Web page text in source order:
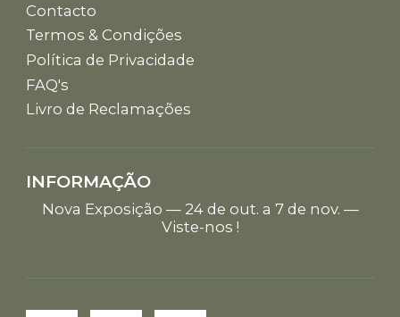
Contacto
Termos & Condições
Política de Privacidade
FAQ's
Livro de Reclamações
INFORMAÇÃO
Nova Exposição — 24 de out. a 7 de nov. —
Viste-nos !